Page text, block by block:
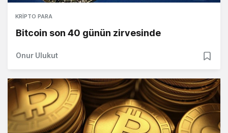
KRIPTO PARA
Bitcoin son 40 günün zirvesinde
Onur Ulukut